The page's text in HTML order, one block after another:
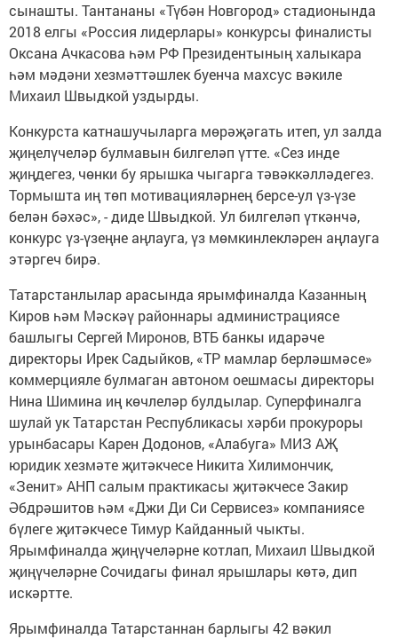
сынашты. Тантананы «Түбән Новгород» стадионында
2018 елгы «Россия лидерлары» конкурсы финалисты
Оксана Ачкасова һәм РФ Президентының халыкара
һәм мәдәни хезмәттәшлек буенча махсус вәкиле
Михаил Швыдкой уздырды.
Конкурста катнашучыларга мөрәҗәгать итеп, ул залда
җиңелүчеләр булмавын билгеләп үтте. «Сез инде
җиңдегез, чөнки бу ярышка чыгарга тәвәккәлләдегез.
Тормышта иң төп мотивацияләрнең берсе-ул үз-үзе
белән бәхәс», - диде Швыдкой. Ул билгеләп үткәнчә,
конкурс үз-үзеңне аңлауга, үз мөмкинлекләрен аңлауга
этәргеч бирә.
Татарстанлылар арасында ярымфиналда Казанның
Киров һәм Мәскәү районнары администрациясе
башлыгы Сергей Миронов, ВТБ банкы идарәче
директоры Ирек Садыйков, «ТР мамлар берләшмәсе»
коммерцияле булмаган автоном оешмасы директоры
Нина Шимина иң көчлеләр булдылар. Суперфиналга
шулай ук Татарстан Республикасы хәрби прокуроры
урынбасары Карен Додонов, «Алабуга» МИЗ АҖ
юридик хезмәте җитәкчесе Никита Хилимончик,
«Зенит» АНП салым практикасы җитәкчесе Закир
Әбдрәшитов һәм «Джи Ди Си Сервисез» компаниясе
бүлеге җитәкчесе Тимур Кайданный чыкты.
Ярымфиналда җиңүчеләрне котлап, Михаил Швыдкой
җиңүчеләрне Сочидагы финал ярышлары көтә, дип
искәртте.
Ярымфиналда Татарстаннан барлыгы 42 вәкил